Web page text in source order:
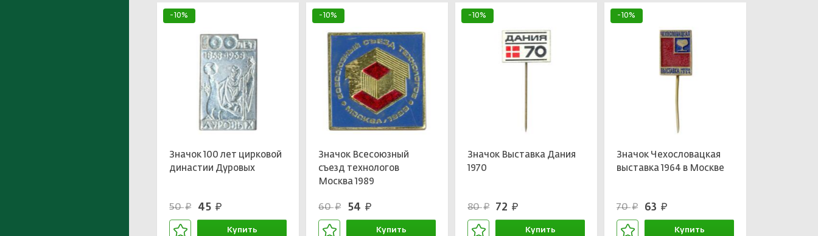
-10%
Значок 100 лет цирковой
династии Дуровых
50руб. 45 руб.
Купить
-10%
Значок Всесоюзный
съезд технологов
Москва 1989
60руб. 54 руб.
Купить
-10%
Значок Выставка Дания
1970
80руб. 72 руб.
Купить
-10%
Значок Чехословацкая
выставка 1964 в Москве
70руб. 63 руб.
Купить